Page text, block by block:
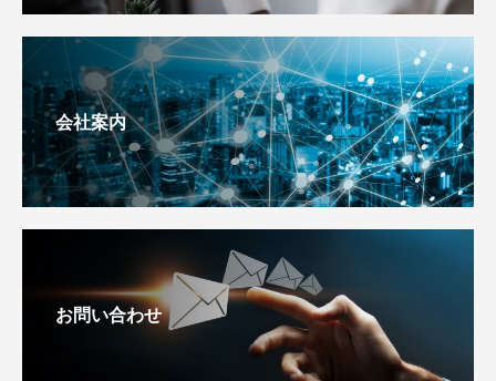
会社案内
お問い合わせ